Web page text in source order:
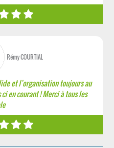
Rémy COURTIAL
et l’organisation toujours au
en courant ! Merci à tous les